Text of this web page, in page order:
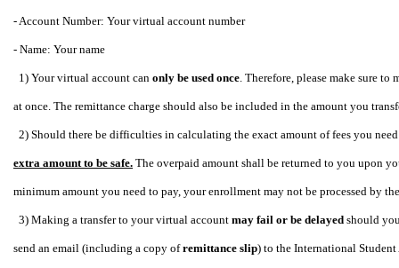
- Account Number: Your virtual account number
- Name: Your name
1) Your virtual account can only be used once . Therefore, please make sure
at once. The remittance charge should also be included in the amount you
2) Should there be difficulties in calculating the exact amount of fees you
extra amount to be safe. The overpaid amount shall be returned to you upon
minimum amount you need to pay, your enrollment may not be processed by
3) Making a transfer to your virtual account may fail or be delayed should
send an email (including a copy ofremittance slip) to the International Student